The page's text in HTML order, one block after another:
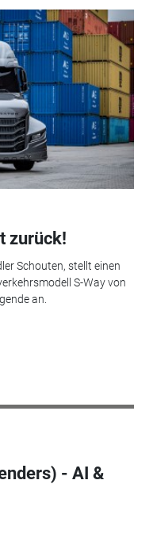
zurück!
Schouten, stellt einen
S-Way von
an.
- AI &